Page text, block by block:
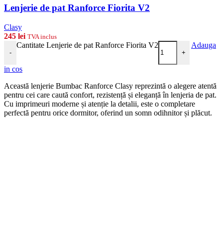
Lenjerie de pat Ranforce Fiorita V2
Clasy
245 lei TVA inclus
-
Cantitate Lenjerie de pat Ranforce Fiorita V2
+
Adauga
in cos
Această lenjerie Bumbac Ranforce Clasy reprezintă o alegere atentă
pentru cei care caută confort, rezistență și eleganță în lenjeria de pat.
Cu imprimeuri moderne și atenție la detalii, este o completare
perfectă pentru orice dormitor, oferind un somn odihnitor și plăcut.